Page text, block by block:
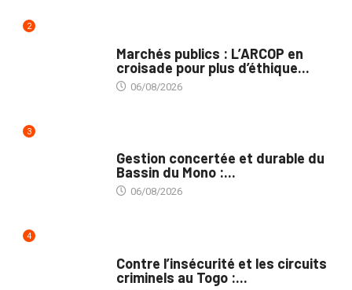
2
Marchés publics : L’ARCOP en
croisade pour plus d’éthique...
06/08/2026
3
Gestion concertée et durable du
Bassin du Mono :...
06/08/2026
4
Contre l’insécurité et les circuits
criminels au Togo :...